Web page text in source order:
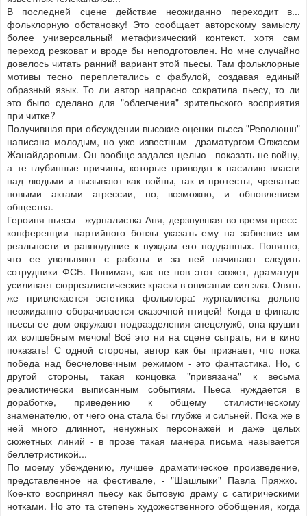
В последней сцене действие неожиданно переходит в...
фольклорную обстановку! Это сообщает авторскому замыслу
более универсальный метафизический контекст, хотя сам
переход резковат и вроде бы неподготовлен. Но мне случайно
довелось читать ранний вариант этой пьесы. Там фольклорные
мотивы тесно переплетались с фабулой, создавая единый
образный язык. То ли автор напрасно сократила пьесу, то ли
это было сделано для "облегчения" зрительского восприятия
при читке?
Получившая при обсуждении высокие оценки пьеса "Революшн"
написана молодым, но уже известным драматургом Олжасом
Жанайдаровым. Он вообще задался целью - показать не войну,
а те глубинные причины, которые приводят к насилию власти
над людьми и вызывают как войны, так и протесты, чреватые
новыми актами агрессии, но, возможно, и обновлением
общества.
Героиня пьесы - журналистка Аня, дерзнувшая во время пресс-
конференции партийного бонзы указать ему на забвение им
реальности и равнодушие к нуждам его подданных. Понятно,
что ее увольняют с работы и за ней начинают следить
сотрудники ФСБ. Понимая, как не нов этот сюжет, драматург
усиливает сюрреалистические краски в описании сил зла. Опять
же привлекается эстетика фольклора: журналистка дольно
неожиданно оборачивается сказочной птицей! Когда в финале
пьесы ее дом окружают подразделения спецслужб, она крушит
их волшебным мечом! Всё это ни на сцене сыграть, ни в кино
показать! С одной стороны, автор как бы признает, что пока
победа над бесчеловечным режимом - это фантастика. Но, с
другой стороны, такая концовка "привязана" к весьма
реалистически выписанным событиям. Пьеса нуждается в
доработке, приведению к общему стилистическому
знаменателю, от чего она стала бы глубже и сильней. Пока же в
ней много длиннот, ненужных персонажей и даже целых
сюжетных линий - в прозе такая манера письма называется
беллетристикой...
По моему убеждению, лучшее драматическое произведение,
представленное на фестивале, - "Шашлыки" Павла Пряжко.
Кое-кто воспринял пьесу как бытовую драму с сатирическими
нотками. Но это та степень художественного обобщения, когда